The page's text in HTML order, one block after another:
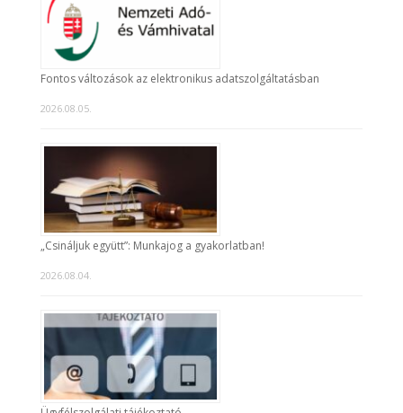
Fontos változások az elektronikus adatszolgáltatásban
2026.08.05.
„Csináljuk együtt”: Munkajog a gyakorlatban!
2026.08.04.